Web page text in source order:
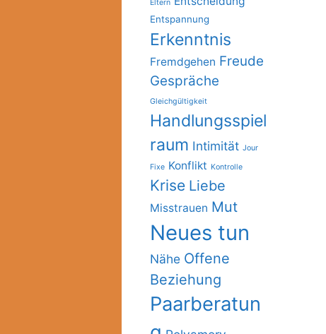
Eltern
Entspannung
Erkenntnis
Fremdgehen Freude
Gespräche
Gleichgültigkeit
Handlungsspiel
raum Intimität Jour
Fixe Konflikt Kontrolle
Krise Liebe
Misstrauen Mut
Neues tun
Nähe Offene
Beziehung
Paarberatun